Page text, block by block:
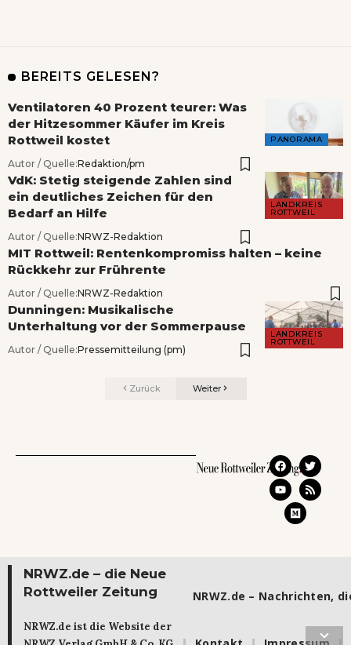
BEREITS GELESEN?
PANORAMA
Ventilatoren 40 Prozent teurer: Was
der Hitzesommer Käufer im Kreis
Rottweil kostet
Autor / Quelle:Redaktion/pm
LANDKREIS
ROTTWEIL
VdK: Stetig steigende Zahlen sind
ein deutliches Zeichen für den
Bedarf an Hilfe
Autor / Quelle:NRWZ-Redaktion
MIT Rottweil: Rentenkompromiss halten – keine
Rückkehr zur Frührente
Autor / Quelle:NRWZ-Redaktion
LANDKREIS
ROTTWEIL
Dunningen: Musikalische
Unterhaltung vor der Sommerpause
Autor / Quelle:Pressemitteilung (pm)
Zurück Weiter
NRWZ.de – die Neue
Rottweiler Zeitung
NRWZ.de ist die Website der
NRWZ.de – Nachrichten,